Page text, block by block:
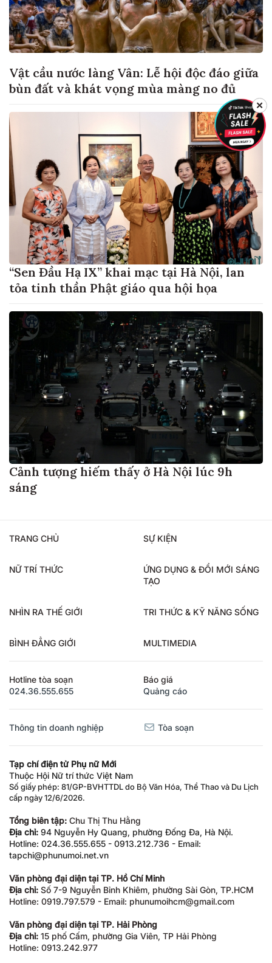
Vật cầu nước làng Vân: Lễ hội độc đáo giữa
bùn đất và khát vọng mùa màng no đủ
“Sen Đầu Hạ IX” khai mạc tại Hà Nội, lan
tỏa tinh thần Phật giáo qua hội họa
Cảnh tượng hiếm thấy ở Hà Nội lúc 9h
sáng
TRANG CHỦ SỰ KIỆN
NỮ TRÍ THỨC
ỨNG DỤNG & ĐỔI MỚI SÁNG
TẠO
NHÌN RA THẾ GIỚI TRI THỨC & KỸ NĂNG SỐNG
BÌNH ĐẲNG GIỚI MULTIMEDIA
Hotline tòa soạn
024.36.555.655
Báo giá
Quảng cáo
Thông tin doanh nghiệp Tòa soạn
Tạp chí điện tử Phụ nữ Mới
Thuộc Hội Nữ trí thức Việt Nam
Số giấy phép: 81/GP-BVHTTDL do Bộ Văn Hóa, Thể Thao và Du Lịch
cấp ngày 12/6/2026.
Tổng biên tập: Chu Thị Thu Hằng
Địa chỉ: 94 Nguyễn Hy Quang, phường Đống Đa, Hà Nội.
Hotline: 024.36.555.655 - 0913.212.736 - Email:
tapchi@phunumoi.net.vn
Văn phòng đại diện tại TP. Hồ Chí Minh
Địa chỉ: Số 7-9 Nguyễn Bỉnh Khiêm, phường Sài Gòn, TP.HCM
Hotline: 0919.797.579 - Email: phunumoihcm@gmail.com
Văn phòng đại diện tại TP. Hải Phòng
Địa chỉ: 15 phố Cấm, phường Gia Viên, TP Hải Phòng
Hotline: 0913.242.977
✕